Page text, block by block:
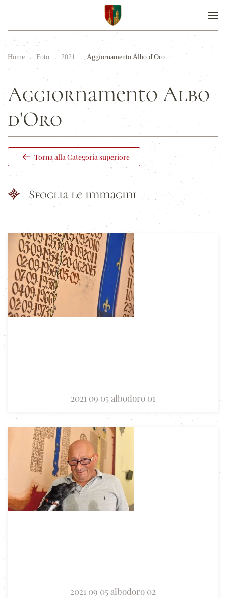
Home Foto 2021 Aggiornamento Albo d'Oro
Aggiornamento Albo
d'Oro
Torna alla Categoria superiore
Sfoglia le immagini
2021 09 05 albodoro 01
2021 09 05 albodoro 02